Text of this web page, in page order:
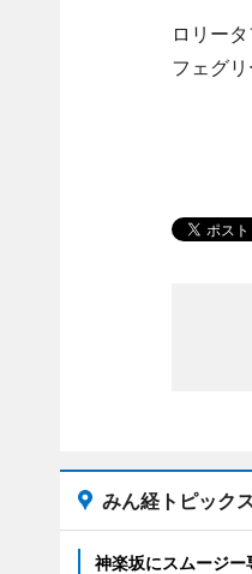
ロリー
フェグ
みん経トピック
神楽坂にスムージ